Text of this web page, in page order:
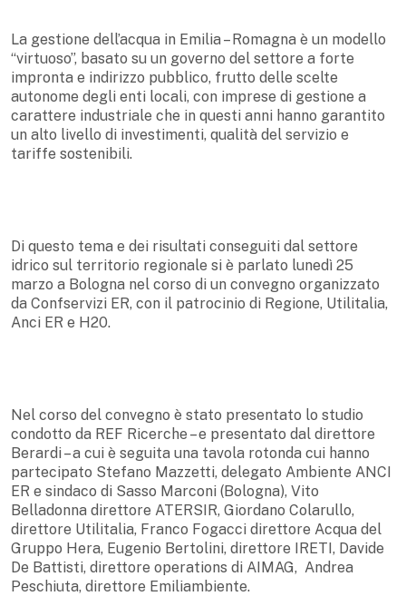
La gestione dell’acqua in Emilia – Romagna è un modello
“virtuoso”, basato su un governo del settore a forte
impronta e indirizzo pubblico, frutto delle scelte
autonome degli enti locali, con imprese di gestione a
carattere industriale che in questi anni hanno garantito
un alto livello di investimenti, qualità del servizio e
tariffe sostenibili.
Di questo tema e dei risultati conseguiti dal settore
idrico sul territorio regionale si è parlato lunedì 25
marzo a Bologna nel corso di un convegno organizzato
da Confservizi ER, con il patrocinio di Regione, Utilitalia,
Anci ER e H20.
Nel corso del convegno è stato presentato lo studio
condotto da REF Ricerche – e presentato dal direttore
Berardi – a cui è seguita una tavola rotonda cui hanno
partecipato Stefano Mazzetti, delegato Ambiente ANCI
ER e sindaco di Sasso Marconi (Bologna), Vito
Belladonna direttore ATERSIR, Giordano Colarullo,
direttore Utilitalia, Franco Fogacci direttore Acqua del
Gruppo Hera, Eugenio Bertolini, direttore IRETI, Davide
De Battisti, direttore operations di AIMAG, Andrea
Peschiuta, direttore Emiliambiente.